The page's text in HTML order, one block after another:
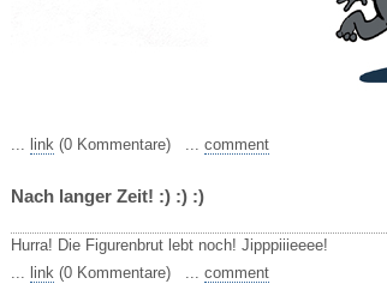
... link (0 Kommentare) ... comment
Nach langer Zeit! :) :) :)
Hurra! Die Figurenbrut lebt noch! Jipppiiieeee!
... link (0 Kommentare) ... comment